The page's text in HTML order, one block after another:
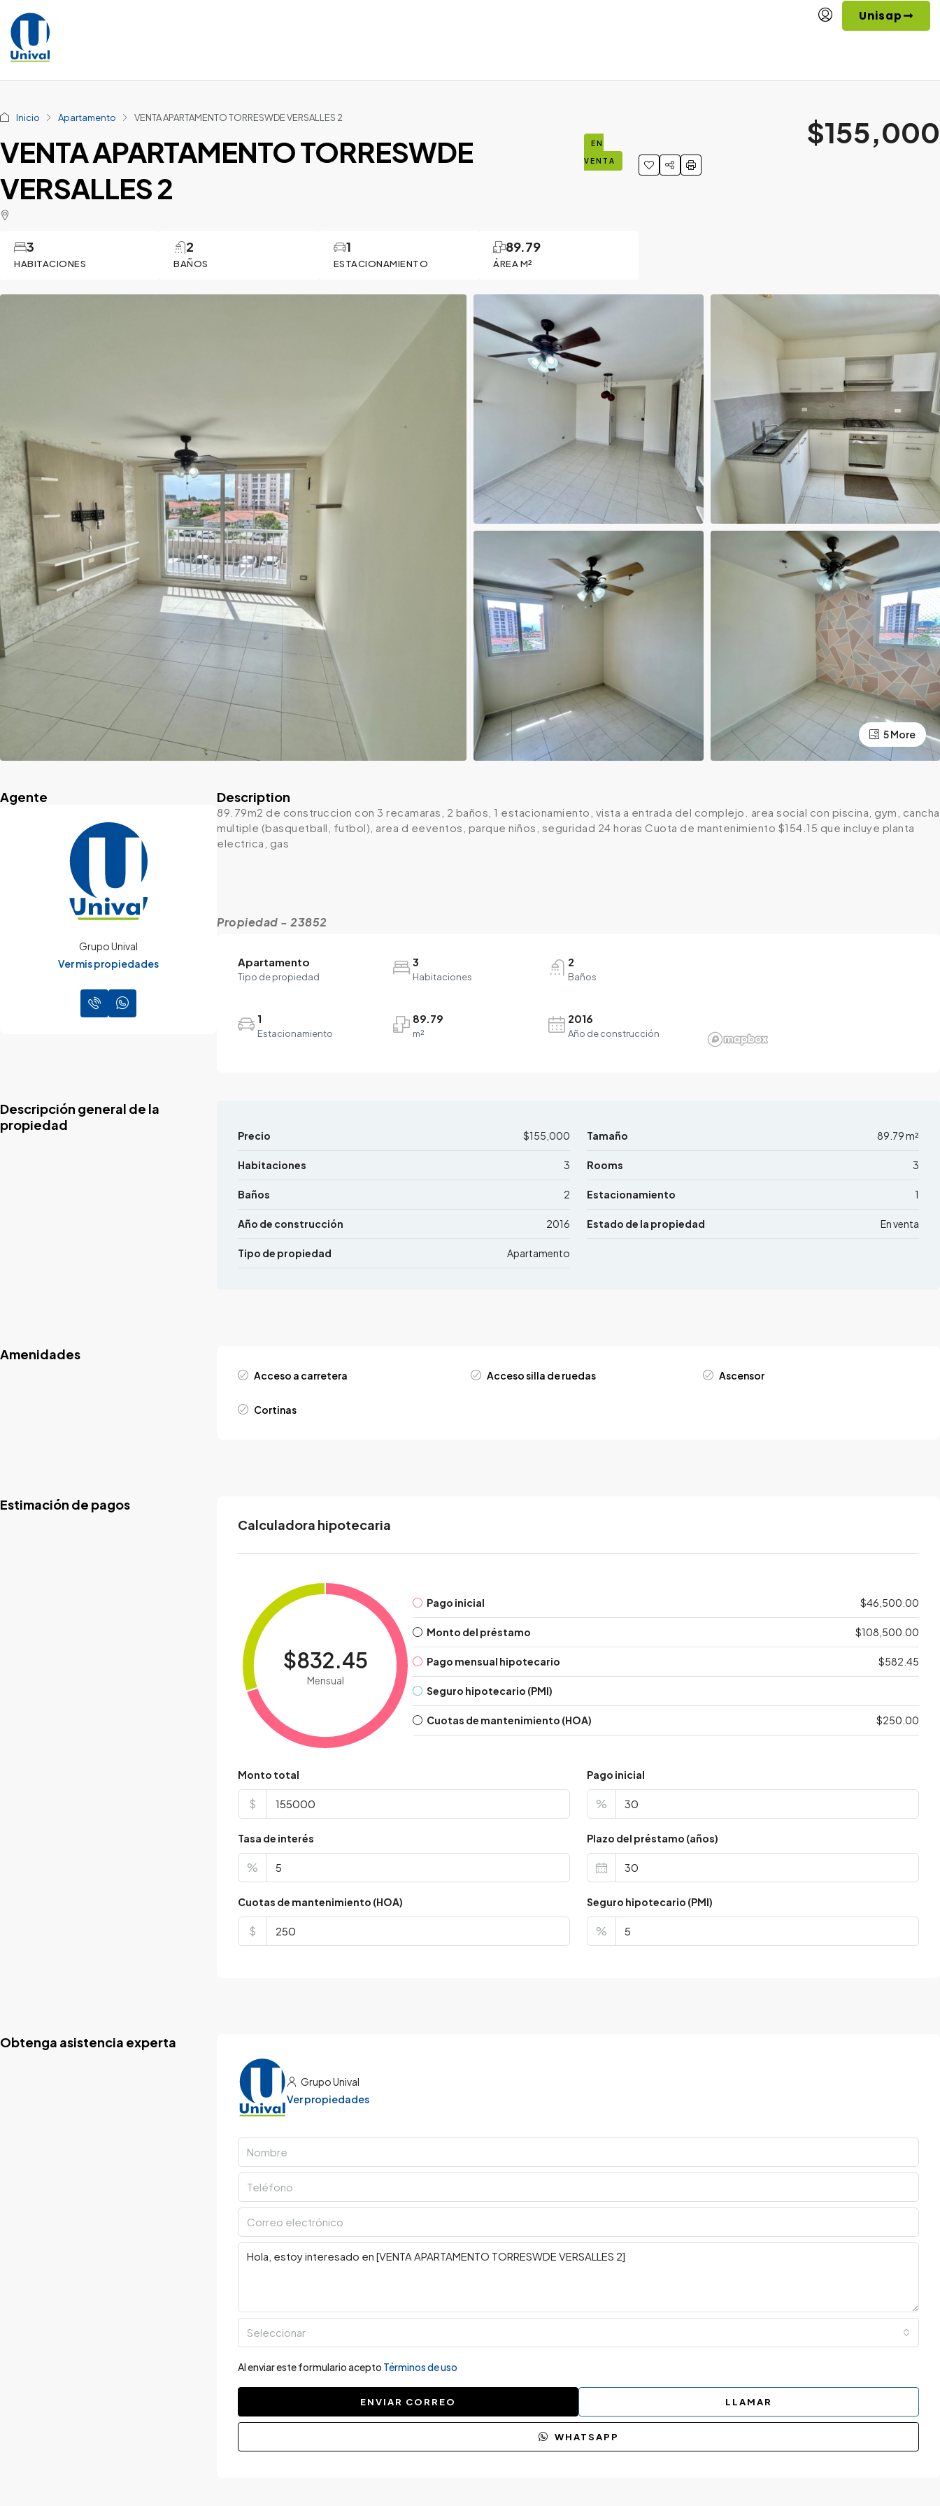
Unisap
Inicio Apartamento VENTA APARTAMENTO TORRESWDE VERSALLES 2
VENTA APARTAMENTO TORRESWDE
VERSALLES 2
EN
VENTA
HABITACIONES
3
BAÑOS
2
ESTACIONAMIENTO
1
ÁREA M²
89.79
$155,000
5 More
Agente
Grupo Unival
Ver mis propiedades
Description
89.79m2 de construccion con 3 recamaras, 2 baños, 1 estacionamiento, vista a entrada del complejo. area social con piscina, gym, cancha
multiple (basquetball, futbol), area d eeventos, parque niños, seguridad 24 horas Cuota de mantenimiento $154.15 que incluye planta
electrica, gas
Propiedad - 23852
Apartamento
Tipo de propiedad
3
Habitaciones
2
Baños
1
Estacionamiento
89.79
m²
2016
Año de construcción
Descripción general de la
propiedad
Precio $155,000 Tamaño 89.79 m²
Habitaciones 3 Rooms 3
Baños 2 Estacionamiento 1
Año de construcción 2016 Estado de la propiedad En venta
Tipo de propiedad Apartamento
Amenidades
Acceso a carretera Acceso silla de ruedas Ascensor
Cortinas
Estimación de pagos
Calculadora hipotecaria
$832.45
Mensual
Pago inicial $46,500.00
Monto del préstamo $108,500.00
Pago mensual hipotecario $582.45
Seguro hipotecario (PMI)
Cuotas de mantenimiento (HOA) $250.00
Monto total
$
Pago inicial
%
Tasa de interés
%
Plazo del préstamo (años)
Cuotas de mantenimiento (HOA)
$
Seguro hipotecario (PMI)
%
Obtenga asistencia experta
Grupo Unival
Ver propiedades
Seleccionar
Al enviar este formulario acepto Términos de uso
ENVIAR CORREO LLAMAR
WHATSAPP